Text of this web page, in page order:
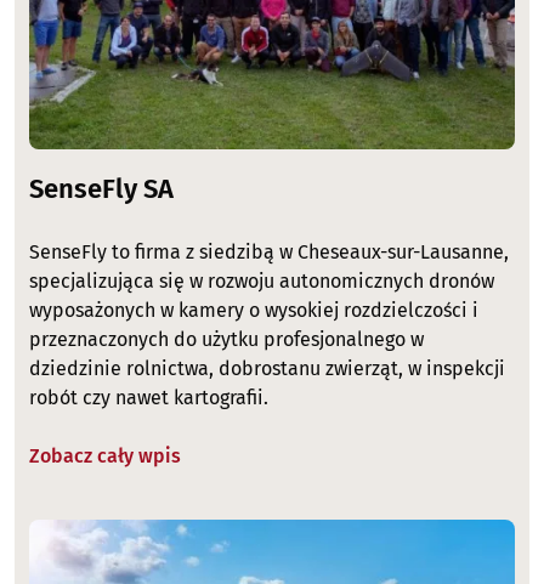
SenseFly SA
SenseFly to firma z siedzibą w Cheseaux-sur-Lausanne,
specjalizująca się w rozwoju autonomicznych dronów
wyposażonych w kamery o wysokiej rozdzielczości i
przeznaczonych do użytku profesjonalnego w
dziedzinie rolnictwa, dobrostanu zwierząt, w inspekcji
robót czy nawet kartografii.
Zobacz cały wpis
Image